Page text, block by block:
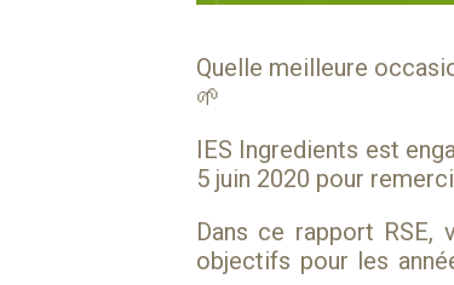
Quelle meilleure
🌱
IES Ingredients est
5 juin 2020 pour
Dans ce rapport RSE,
objectifs pour les